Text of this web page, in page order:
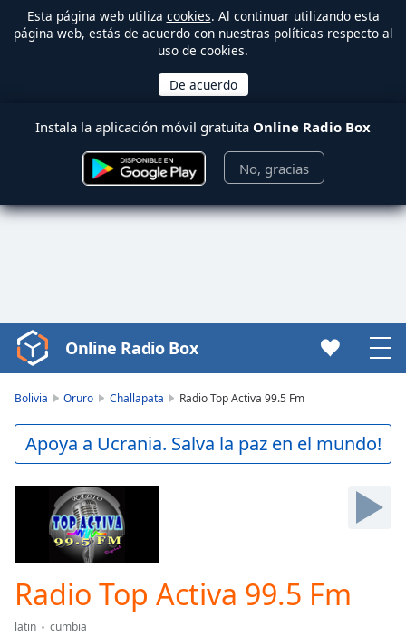
Esta página web utiliza cookies. Al continuar utilizando esta
página web, estás de acuerdo con nuestras políticas respecto al
uso de cookies.
Instala la aplicación móvil gratuita Online Radio Box
No, gracias
Video
Player
Play
Video
Backward
Mute
Current
Time0:00
Online Radio Box
Bolivia Oruro Challapata Radio Top Activa 99.5 Fm
Apoya a Ucrania. Salva la paz en el mundo!
Radio Top Activa 99.5 Fm
latin
cumbia